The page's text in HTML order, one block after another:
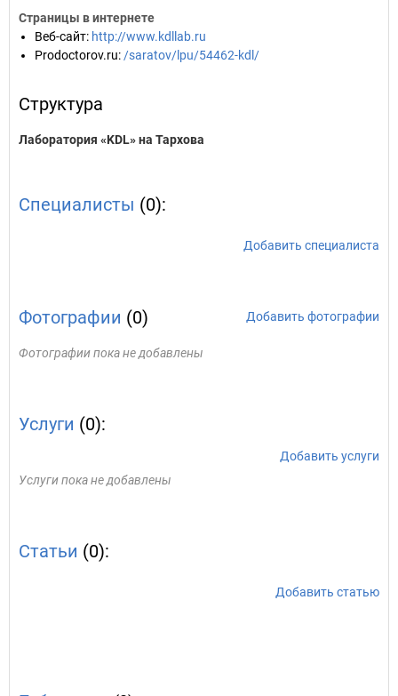
Страницы в интернете
Веб-сайт: http://www.kdllab.ru
Prodoctorov.ru: /saratov/lpu/54462-kdl/
Структура
Лаборатория «KDL» на Тархова
Специалисты (0):
Добавить специалиста
Фотографии (0) Добавить фотографии
Фотографии пока не добавлены
Услуги (0):
Добавить услуги
Услуги пока не добавлены
Статьи (0):
Добавить статью